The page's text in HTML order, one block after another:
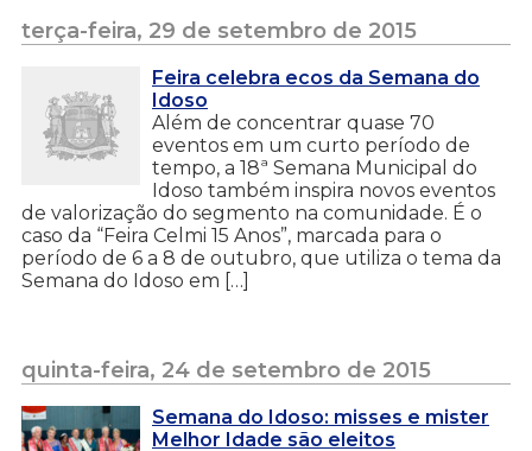
terça-feira, 29 de setembro de 2015
Feira celebra ecos da Semana do
Idoso
Além de concentrar quase 70
eventos em um curto período de
tempo, a 18ª Semana Municipal do
Idoso também inspira novos eventos
de valorização do segmento na comunidade. É o
caso da “Feira Celmi 15 Anos”, marcada para o
período de 6 a 8 de outubro, que utiliza o tema da
Semana do Idoso em […]
quinta-feira, 24 de setembro de 2015
Semana do Idoso: misses e mister
Melhor Idade são eleitos